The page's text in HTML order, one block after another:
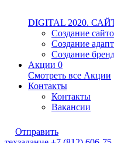
DIGITAL 2020.
Создание
Создание
Создание
Акции 0
Смотреть все Акции
Контакты
Контакты
Вакансии
Отправить